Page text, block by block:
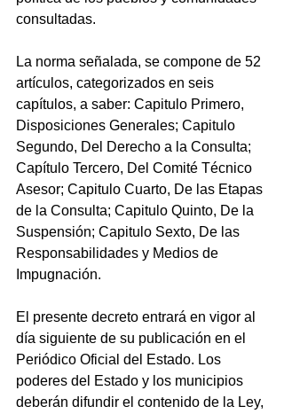
consultadas.
La norma señalada, se compone de 52
artículos, categorizados en seis
capítulos, a saber: Capitulo Primero,
Disposiciones Generales; Capitulo
Segundo, Del Derecho a la Consulta;
Capítulo Tercero, Del Comité Técnico
Asesor; Capitulo Cuarto, De las Etapas
de la Consulta; Capitulo Quinto, De la
Suspensión; Capitulo Sexto, De las
Responsabilidades y Medios de
Impugnación.
El presente decreto entrará en vigor al
día siguiente de su publicación en el
Periódico Oficial del Estado. Los
poderes del Estado y los municipios
deberán difundir el contenido de la Ley,